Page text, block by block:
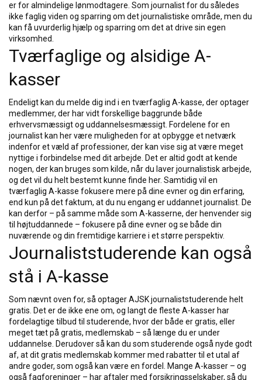
er for almindelige lønmodtagere. Som journalist for du således
ikke faglig viden og sparring om det journalistiske område, men du
kan få uvurderlig hjælp og sparring om det at drive sin egen
virksomhed.
Tværfaglige og alsidige A-
kasser
Endeligt kan du melde dig ind i en tværfaglig A-kasse, der optager
medlemmer, der har vidt forskellige baggrunde både
erhvervsmæssigt og uddannelsesmæssigt. Fordelene for en
journalist kan her være muligheden for at opbygge et netværk
indenfor et væld af professioner, der kan vise sig at være meget
nyttige i forbindelse med dit arbejde. Det er altid godt at kende
nogen, der kan bruges som kilde, når du laver journalistisk arbejde,
og det vil du helt bestemt kunne finde her. Samtidig vil en
tværfaglig A-kasse fokusere mere på dine evner og din erfaring,
end kun på det faktum, at du nu engang er uddannet journalist. De
kan derfor – på samme måde som A-kasserne, der henvender sig
til højtuddannede – fokusere på dine evner og se både din
nuværende og din fremtidige karriere i et større perspektiv.
Journaliststuderende kan også
stå i A-kasse
Som nævnt oven for, så optager AJSK journaliststuderende helt
gratis. Det er de ikke ene om, og langt de fleste A-kasser har
fordelagtige tilbud til studerende, hvor der både er gratis, eller
meget tæt på gratis, medlemskab – så længe du er under
uddannelse. Derudover så kan du som studerende også nyde godt
af, at dit gratis medlemskab kommer med rabatter til et utal af
andre goder, som også kan være en fordel. Mange A-kasser – og
også fagforeninger – har aftaler med forsikringsselskaber, så du